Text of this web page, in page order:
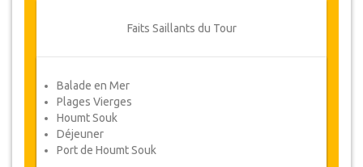
électronique.
jour à l'avance, il y aura facturation de
Les annulations faites moins d'un jour à
l'avance ne sont pas remboursables.
De temps en temps, JazicoWorld peut
avoir besoin de modifier les termes de
Faits Saillants du Tour
Balade en Mer
Plages Vierges
Houmt Souk
Déjeuner
Port de Houmt Souk